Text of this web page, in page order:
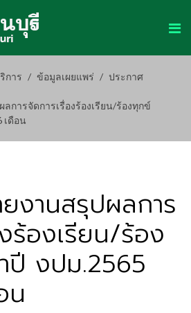
การ ข้อมูลเผยแพร่
ประกาศ
การจัดการเรื่องร้องเรียน/ร้องทุกข์
เดือน
ยงานสรุปผลการ
ร้องเรียน/ร้อง
ปี งปม.2565
น